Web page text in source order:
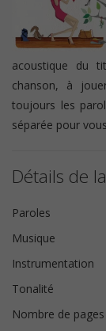
acoustique du
chanson, à
toujours les
séparée pour
Détails de
Paroles
Musique
Instrumentation
Tonalité
Nombre de pages